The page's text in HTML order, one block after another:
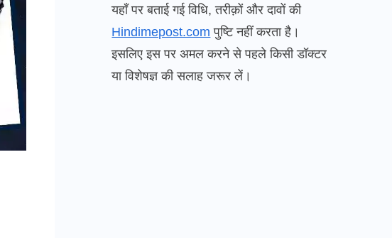
यहाँ पर बताई गई विधि, तरीक़ों और दावों की
Hindimepost.com पुष्टि नहीं करता है।
इसलिए इस पर अमल करने से पहले किसी डॉक्टर
या विशेषज्ञ की सलाह जरूर लें।